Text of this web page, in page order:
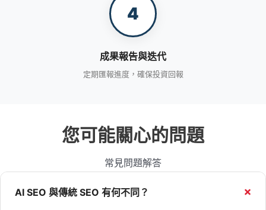
4
成果報告與迭代
定期匯報進度，確保投資回報
您可能關心的問題
常見問題解答
AI SEO 與傳統 SEO 有何不同？